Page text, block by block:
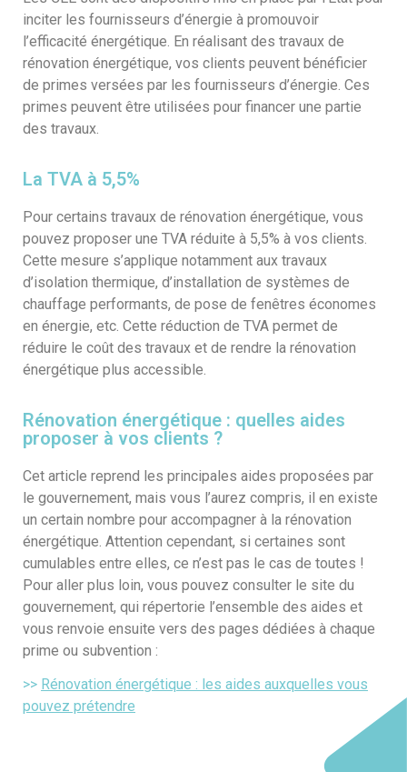
inciter les fournisseurs d’énergie à promouvoir
l’efficacité énergétique. En réalisant des travaux de
rénovation énergétique, vos clients peuvent bénéficier
de primes versées par les fournisseurs d’énergie. Ces
primes peuvent être utilisées pour financer une partie
des travaux.
La TVA à 5,5%
Pour certains travaux de rénovation énergétique, vous
pouvez proposer une TVA réduite à 5,5% à vos clients.
Cette mesure s’applique notamment aux travaux
d’isolation thermique, d’installation de systèmes de
chauffage performants, de pose de fenêtres économes
en énergie, etc. Cette réduction de TVA permet de
réduire le coût des travaux et de rendre la rénovation
énergétique plus accessible.
Rénovation énergétique : quelles aides
proposer à vos clients ?
Cet article reprend les principales aides proposées par
le gouvernement, mais vous l’aurez compris, il en existe
un certain nombre pour accompagner à la rénovation
énergétique. Attention cependant, si certaines sont
cumulables entre elles, ce n’est pas le cas de toutes !
Pour aller plus loin, vous pouvez consulter le site du
gouvernement, qui répertorie l’ensemble des aides et
vous renvoie ensuite vers des pages dédiées à chaque
prime ou subvention :
>> Rénovation énergétique : les aides auxquelles vous
pouvez prétendre